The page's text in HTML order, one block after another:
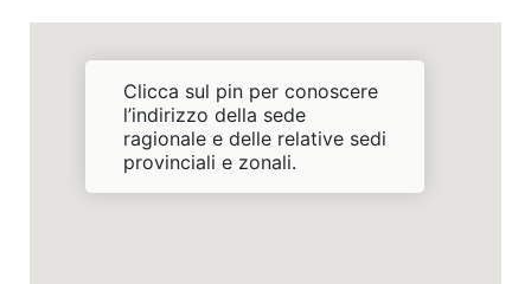
Clicca sul pin per conoscere
l’indirizzo della sede
ragionale e delle relative sedi
provinciali e zonali.